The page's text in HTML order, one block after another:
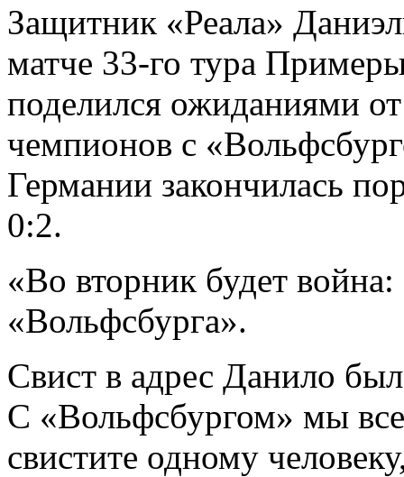
Защитник «Реала»
матче 33-го тура
поделился ожиданиями
чемпионов с
Германии закончилась
0:2.
«Во вторник будет
«Вольфсбурга».
Свист в адрес Данило
С «Вольфсбургом» мы
свистите одному